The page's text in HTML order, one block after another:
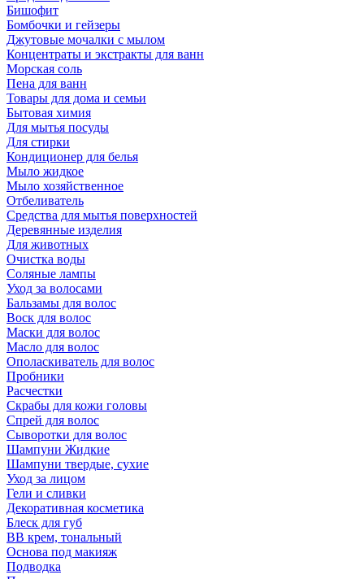
Бишофит
Бомбочки и гейзеры
Джутовые мочалки с мылом
Концентраты и экстракты для ванн
Морская соль
Пена для ванн
Товары для дома и семьи
Бытовая химия
Для мытья посуды
Для стирки
Кондиционер для белья
Мыло жидкое
Мыло хозяйственное
Отбеливатель
Средства для мытья поверхностей
Деревянные изделия
Для животных
Очистка воды
Соляные лампы
Уход за волосами
Бальзамы для волос
Воск для волос
Маски для волос
Масло для волос
Ополаскиватель для волос
Пробники
Расчестки
Скрабы для кожи головы
Спрей для волос
Сыворотки для волос
Шампуни Жидкие
Шампуни твердые, сухие
Уход за лицом
Гели и сливки
Декоративная косметика
Блеск для губ
ВВ крем, тональный
Основа под макияж
Подводка